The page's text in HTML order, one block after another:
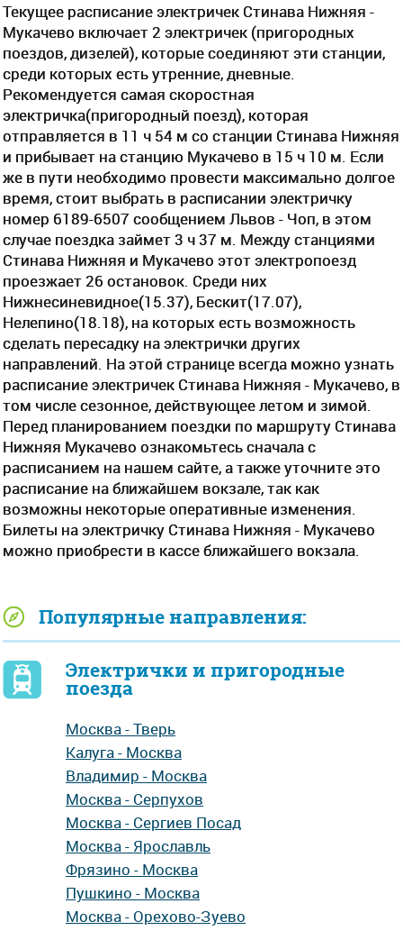
Текущее расписание электричек Стинава Нижняя -
Мукачево включает 2 электричек (пригородных
поездов, дизелей), которые соединяют эти станции,
среди которых есть утренние, дневные.
Рекомендуется самая скоростная
электричка(пригородный поезд), которая
отправляется в 11 ч 54 м со станции Стинава Нижняя
и прибывает на станцию Мукачево в 15 ч 10 м. Если
же в пути необходимо провести максимально долгое
время, стоит выбрать в расписании электричку
номер 6189-6507 сообщением Львов - Чоп, в этом
случае поездка займет 3 ч 37 м. Между станциями
Стинава Нижняя и Мукачево этот электропоезд
проезжает 26 остановок. Среди них
Нижнесиневидное(15.37), Бескит(17.07),
Нелепино(18.18), на которых есть возможность
сделать пересадку на электрички других
направлений. На этой странице всегда можно узнать
расписание электричек Стинава Нижняя - Мукачево, в
том числе сезонное, действующее летом и зимой.
Перед планированием поездки по маршруту Стинава
Нижняя Мукачево ознакомьтесь сначала с
расписанием на нашем сайте, а также уточните это
расписание на ближайшем вокзале, так как
возможны некоторые оперативные изменения.
Билеты на электричку Стинава Нижняя - Мукачево
можно приобрести в кассе ближайшего вокзала.
Популярные направления:
Электрички и пригородные
поезда
Москва - Тверь
Калуга - Москва
Владимир - Москва
Москва - Серпухов
Москва - Сергиев Посад
Москва - Ярославль
Фрязино - Москва
Пушкино - Москва
Москва - Орехово-Зуево